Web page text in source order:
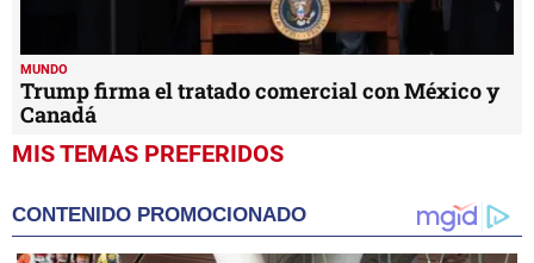
MUNDO
Trump firma el tratado comercial con México y
Canadá
MIS TEMAS PREFERIDOS
CONTENIDO PROMOCIONADO